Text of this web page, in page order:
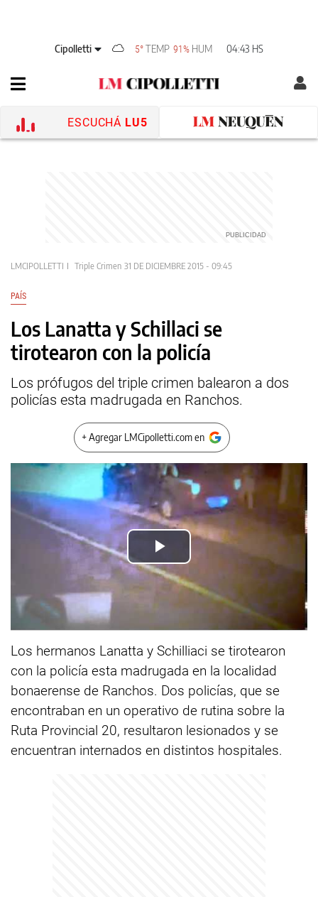
Cipolletti 5° TEMP 91% HUM 04:43 HS
ESCUCHÁ LU5
LMCIPOLLETTI Triple Crimen 31 DE DICIEMBRE 2015 - 09:45
PAÍS
Los Lanatta y Schillaci se
tirotearon con la policía
Los prófugos del triple crimen balearon a dos
policías esta madrugada en Ranchos.
+ Agregar LMCipolletti.com en
Play
Video
Los hermanos Lanatta y Schilliaci se tirotearon
con la policía esta madrugada en la localidad
bonaerense de Ranchos. Dos policías, que se
encontraban en un operativo de rutina sobre la
Ruta Provincial 20, resultaron lesionados y se
encuentran internados en distintos hospitales.